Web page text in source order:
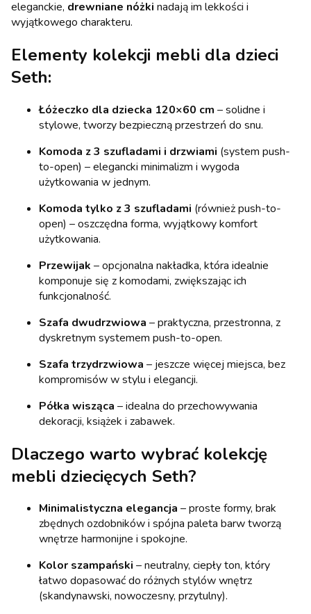
eleganckie, drewniane nóżki nadają im lekkości i
wyjątkowego charakteru.
Elementy kolekcji mebli dla dzieci
Seth:
Łóżeczko dla dziecka 120×60 cm – solidne i
stylowe, tworzy bezpieczną przestrzeń do snu.
Komoda z 3 szufladami i drzwiami (system push-
to-open) – elegancki minimalizm i wygoda
użytkowania w jednym.
Komoda tylko z 3 szufladami (również push-to-
open) – oszczędna forma, wyjątkowy komfort
użytkowania.
Przewijak – opcjonalna nakładka, która idealnie
komponuje się z komodami, zwiększając ich
funkcjonalność.
Szafa dwudrzwiowa – praktyczna, przestronna, z
dyskretnym systemem push-to-open.
Szafa trzydrzwiowa – jeszcze więcej miejsca, bez
kompromisów w stylu i elegancji.
Półka wisząca – idealna do przechowywania
dekoracji, książek i zabawek.
Dlaczego warto wybrać kolekcję
mebli dziecięcych Seth?
Minimalistyczna elegancja – proste formy, brak
zbędnych ozdobników i spójna paleta barw tworzą
wnętrze harmonijne i spokojne.
Kolor szampański – neutralny, ciepły ton, który
łatwo dopasować do różnych stylów wnętrz
(skandynawski, nowoczesny, przytulny).